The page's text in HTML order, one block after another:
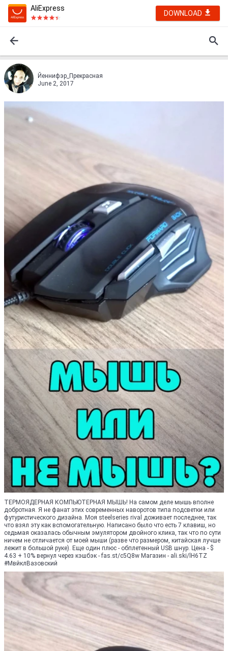
AliExpress
DOWNLOAD
Йеннифэр_Прекрасная
June 2, 2017
ТЕРМОЯДЕРНАЯ КОМПЬЮТЕРНАЯ МЫШЬ! На самом деле мышь вполне
добротная. Я не фанат этих современных наворотов типа подсветки или
футуристического дизайна. Моя steelseries rival доживает последнее, так
что взял эту как вспомогательную. Написано было что есть 7 клавиш, но
седьмая оказалась обычным эмулятором двойного клика, так что по сути
ничем не отличается от моей мыши (разве что размером, китайская лучше
лежит в большой руке). Еще один плюс - обплетенный USB шнур. Цена - $
4.63 + 10% вернул через кэшбэк - fas.st/c5Q8w Магазин - ali.ski/lH6TZ
#МвйклВазовский